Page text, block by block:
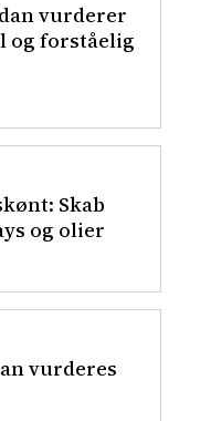
vurderer
og forståelig
Skab
og olier
vurderes